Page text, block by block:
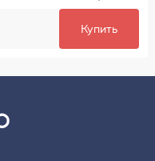
Купить